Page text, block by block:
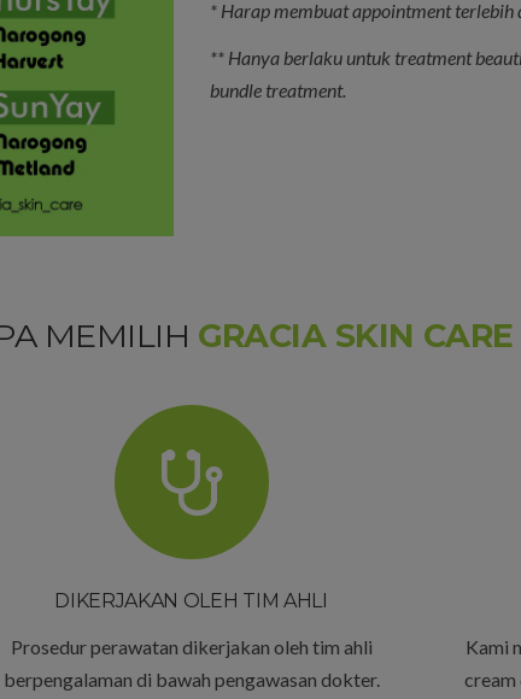
* Harap membuat appointment terlebih
** Hanya berlaku untuk treatment
bundle treatment.
MEMILIH GRACIA SKIN CARE
DIKERJAKAN OLEH TIM AHLI
Prosedur perawatan dikerjakan oleh tim ahli
berpengalaman di bawah pengawasan dokter.
Kami
cream